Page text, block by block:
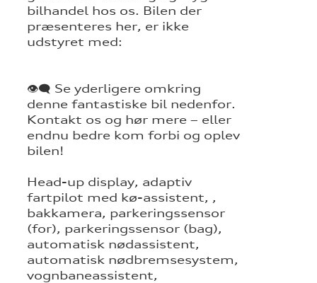
bilhandel hos os. Bilen der
præsenteres her, er ikke
udstyret med:
👁‍🗨 Se yderligere omkring
denne fantastiske bil nedenfor.
Kontakt os og hør mere – eller
endnu bedre kom forbi og oplev
bilen!
Head-up display, adaptiv
fartpilot med kø-assistent, ,
bakkamera, parkeringssensor
(for), parkeringssensor (bag),
automatisk nødassistent,
automatisk nødbremsesystem,
vognbaneassistent,